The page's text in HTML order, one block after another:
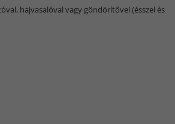
hajvasalóval vagy göndörítővel (ésszel és